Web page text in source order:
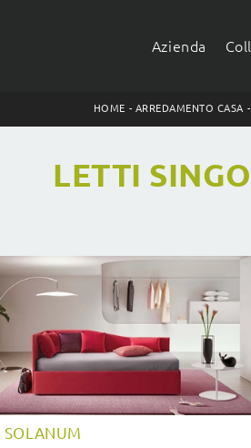
Azienda
HOME - ARREDAMENTO CASA -
LETTI
SOLANUM